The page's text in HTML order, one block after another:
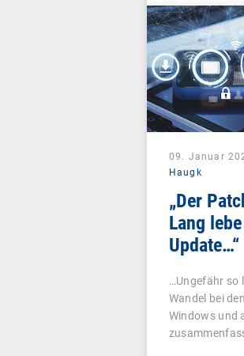
09. Januar
Haugk
„Der
Lang
Update…“
…Ungefähr so
Wandel bei
Windows und